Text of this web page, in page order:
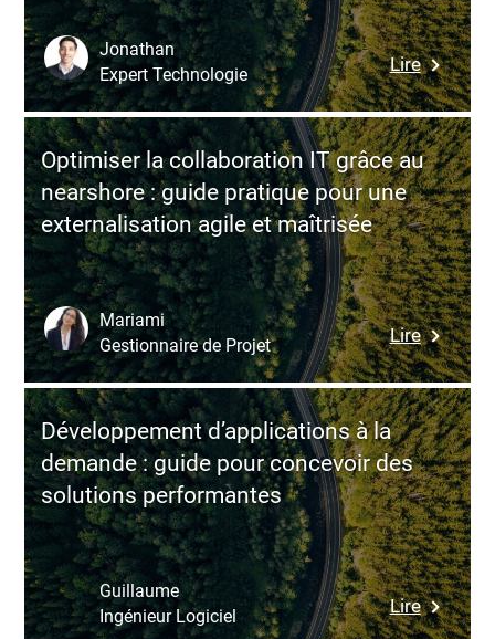
avec
des
équipes
de
Lire:
Maîtriser
de
dans
Angular
:
guide
pour
des
et
Jonathan
Expert Technologie
Optimiser la collaboration IT grâce au
nearshore : guide pratique pour une
externalisation agile et maîtrisée
Lire:
la
IT
grâce
au
:
guide
pratique
Mariami
Gestionnaire de Projet
Développement d’applications à la
demande : guide pour concevoir des
solutions performantes
Lire:
Guillaume
Ingénieur Logiciel